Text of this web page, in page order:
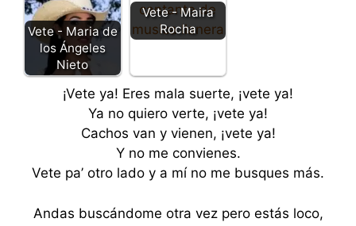
Vete - Maria de
los Ángeles
Nieto
Vete - Maira
Rocha
¡Vete ya! Eres mala suerte, ¡vete ya!
Ya no quiero verte, ¡vete ya!
Cachos van y vienen, ¡vete ya!
Y no me convienes.
Vete pa’ otro lado y a mí no me busques más.
Andas buscándome otra vez pero estás loco,